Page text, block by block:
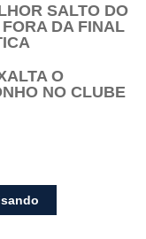
SALTO DO
DA FINAL
O
NO CLUBE